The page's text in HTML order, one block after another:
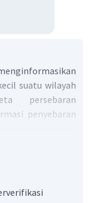
suatu wilayah
persebaran
penyebaran